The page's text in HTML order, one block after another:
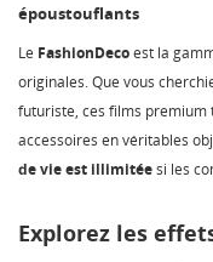
époustouflants
Le FashionDecoest la
originales. Que vous
futuriste, ces films
accessoires en véritables
de vie est illimitéesi les
Explorez les